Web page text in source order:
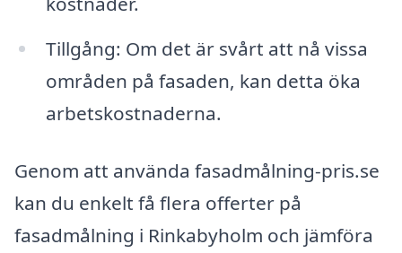
Tillgång: Om det är svårt att nå vissa
områden på fasaden, kan detta öka
arbetskostnaderna.
Genom att använda fasadmålning-pris.se
kan du enkelt få flera offerter på
fasadmålning i Rinkabyholm och jämföra